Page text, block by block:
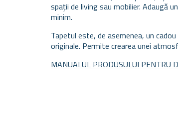
spații de living sau mobilier. Adaugă
minim.
Tapetul este, de asemenea, un
originale. Permite crearea unei
MANUALUL PRODUSULUI PENTRU